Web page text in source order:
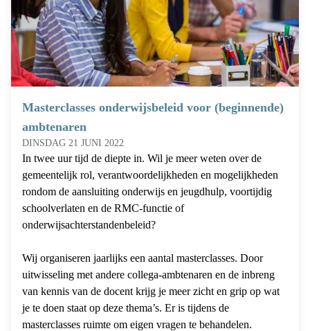
Masterclasses onderwijsbeleid voor (beginnende)
ambtenaren
DINSDAG 21 JUNI 2022
In twee uur tijd de diepte in. Wil je meer weten over de
gemeentelijk rol, verantwoordelijkheden en mogelijkheden
rondom de aansluiting onderwijs en jeugdhulp, voortijdig
schoolverlaten en de RMC-functie of
onderwijsachterstandenbeleid?
Wij organiseren jaarlijks een aantal masterclasses. Door
uitwisseling met andere collega-ambtenaren en de inbreng
van kennis van de docent krijg je meer zicht en grip op wat
je te doen staat op deze thema’s. Er is tijdens de
masterclasses ruimte om eigen vragen te behandelen.